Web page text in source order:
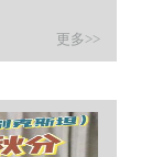
更多>>